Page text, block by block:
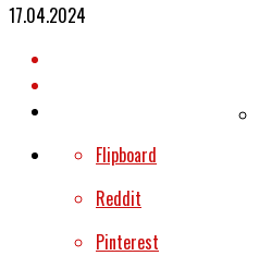
17.04.2024
Flipboard
Reddit
Pinterest